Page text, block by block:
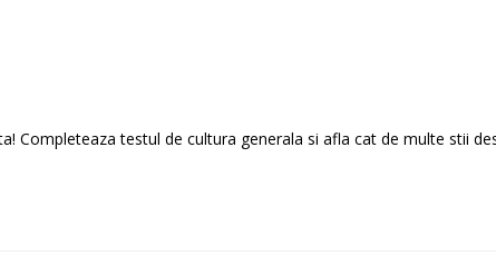
Completeaza testul de cultura generala si afla cat de multe stii